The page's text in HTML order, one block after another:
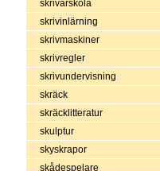
skrivarskola
skrivinlärning
skrivmaskiner
skrivregler
skrivundervisning
skräck
skräcklitteratur
skulptur
skyskrapor
skådespelare